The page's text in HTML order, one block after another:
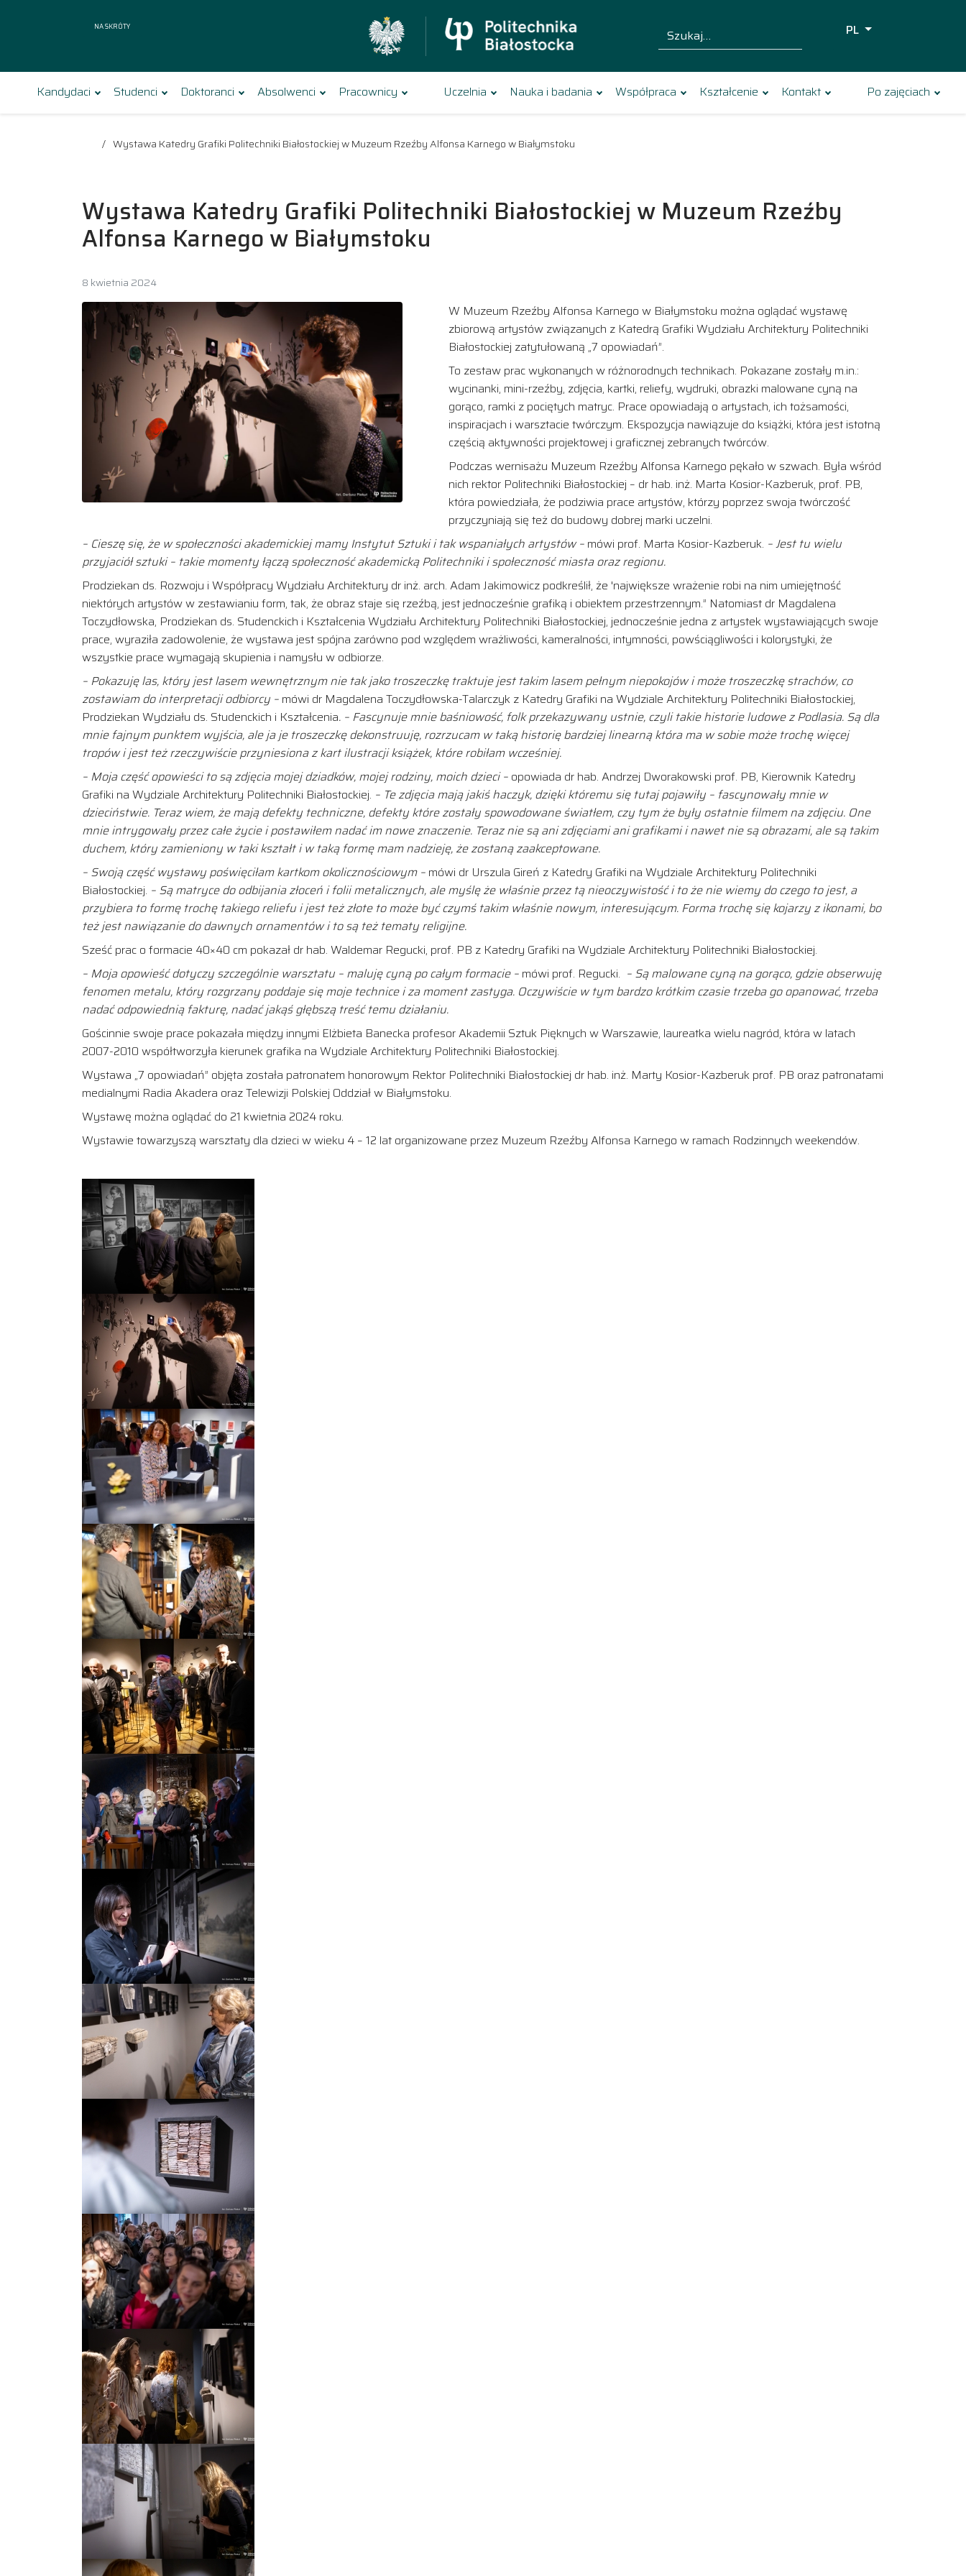
Na skróty Szukaj dla:
PL
Kandydaci Studenci Doktoranci Absolwenci Pracownicy Uczelnia Nauka i badania Współpraca Kształcenie Kontakt Po zajęciach
Wystawa Katedry Grafiki Politechniki Białostockiej w Muzeum Rzeźby Alfonsa Karnego w Białymstoku
Wystawa Katedry Grafiki Politechniki Białostockiej w Muzeum Rzeźby
Alfonsa Karnego w Białymstoku
8 kwietnia 2024
W Muzeum Rzeźby Alfonsa Karnego w Białymstoku można oglądać wystawę
zbiorową artystów związanych z Katedrą Grafiki Wydziału Architektury Politechniki
Białostockiej zatytułowaną „7 opowiadań”.
To zestaw prac wykonanych w różnorodnych technikach. Pokazane zostały m.in.:
wycinanki, mini-rzeźby, zdjęcia, kartki, reliefy, wydruki, obrazki malowane cyną na
gorąco, ramki z pociętych matryc. Prace opowiadają o artystach, ich tożsamości,
inspiracjach i warsztacie twórczym. Ekspozycja nawiązuje do książki, która jest istotną
częścią aktywności projektowej i graficznej zebranych twórców.
Podczas wernisażu Muzeum Rzeźby Alfonsa Karnego pękało w szwach. Była wśród
nich rektor Politechniki Białostockiej – dr hab. inż. Marta Kosior-Kazberuk, prof. PB,
która powiedziała, że podziwia prace artystów, którzy poprzez swoja twórczość
przyczyniają się też do budowy dobrej marki uczelni.
– Cieszę się, że w społeczności akademickiej mamy Instytut Sztuki i tak wspaniałych artystów – mówi prof. Marta Kosior-Kazberuk. – Jest tu wielu
przyjaciół sztuki – takie momenty łączą społeczność akademicką Politechniki i społeczność miasta oraz regionu.
Prodziekan ds. Rozwoju i Współpracy Wydziału Architektury dr inż. arch. Adam Jakimowicz podkreślił, że 'największe wrażenie robi na nim umiejętność
niektórych artystów w zestawianiu form, tak, że obraz staje się rzeźbą, jest jednocześnie grafiką i obiektem przestrzennym.” Natomiast dr Magdalena
Toczydłowska, Prodziekan ds. Studenckich i Kształcenia Wydziału Architektury Politechniki Białostockiej, jednocześnie jedna z artystek wystawiających swoje
prace, wyraziła zadowolenie, że wystawa jest spójna zarówno pod względem wrażliwości, kameralności, intymności, powściągliwości i kolorystyki, że
wszystkie prace wymagają skupienia i namysłu w odbiorze.
– Pokazuję las, który jest lasem wewnętrznym nie tak jako troszeczkę traktuje jest takim lasem pełnym niepokojów i może troszeczkę strachów, co
zostawiam do interpretacji odbiorcy – mówi dr Magdalena Toczydłowska-Talarczyk z Katedry Grafiki na Wydziale Architektury Politechniki Białostockiej,
Prodziekan Wydziału ds. Studenckich i Kształcenia. – Fascynuje mnie baśniowość, folk przekazywany ustnie, czyli takie historie ludowe z Podlasia. Są dla
mnie fajnym punktem wyjścia, ale ja je troszeczkę dekonstruuję, rozrzucam w taką historię bardziej linearną która ma w sobie może trochę więcej
tropów i jest też rzeczywiście przyniesiona z kart ilustracji książek, które robiłam wcześniej.
– Moja część opowieści to są zdjęcia mojej dziadków, mojej rodziny, moich dzieci – opowiada dr hab. Andrzej Dworakowski prof. PB, Kierownik Katedry
Grafiki na Wydziale Architektury Politechniki Białostockiej. – Te zdjęcia mają jakiś haczyk, dzięki któremu się tutaj pojawiły – fascynowały mnie w
dzieciństwie. Teraz wiem, żemają defekty techniczne, defekty które zostały spowodowane światłem, czy tymże były ostatnie filmem na zdjęciu. One
mnie intrygowały przez całe życie i postawiłem nadać imnowe znaczenie. Teraz nie są ani zdjęciami ani grafikami i nawet nie są obrazami, ale są takim
duchem, który zamieniony w taki kształt i w taką formę mamnadzieję, że zostanązaakceptowane.
– Swoją część wystawy poświęciłam kartkom okolicznościowym – mówi dr Urszula Gireń z Katedry Grafiki na Wydziale Architektury Politechniki
Białostockiej. – Są matryce do odbijania złoceń i folii metalicznych, ale myślę że właśnie przez tą nieoczywistość i to że nie wiemy do czego to jest, a
przybiera to formę trochę takiego reliefu i jest też złote to może być czymś takim właśnie nowym, interesującym. Forma trochę się kojarzy z ikonami, bo
też jest nawiązanie do dawnych ornamentów i to są też tematy religijne.
Sześć prac o formacie 40×40 cm pokazał dr hab. Waldemar Regucki, prof. PB z Katedry Grafiki na Wydziale Architektury Politechniki Białostockiej.
– Moja opowieść dotyczy szczególnie warsztatu – maluję cyną po całym formacie – mówi prof. Regucki. – Są malowane cyną na gorąco, gdzie obserwuję
fenomen metalu, który rozgrzany poddaje się moje technice i za moment zastyga. Oczywiście w tym bardzo krótkim czasie trzeba go opanować, trzeba
nadać odpowiednią fakturę, nadać jakąś głębszą treść temu działaniu.
Gościnnie swoje prace pokazała między innymi Elżbieta Banecka profesor Akademii Sztuk Pięknych w Warszawie, laureatka wielu nagród, która w latach
2007-2010 współtworzyła kierunek grafika na Wydziale Architektury Politechniki Białostockiej.
Wystawa „7 opowiadań” objęta została patronatem honorowym Rektor Politechniki Białostockiej dr hab. inż. Marty Kosior-Kazberuk prof. PB oraz patronatami
medialnymi Radia Akadera oraz Telewizji Polskiej Oddział w Białymstoku.
Wystawę można oglądać do 21 kwietnia 2024 roku.
Wystawie towarzyszą warsztaty dla dzieci w wieku 4 – 12 lat organizowane przez Muzeum Rzeźby Alfonsa Karnego w ramach Rodzinnych weekendów.